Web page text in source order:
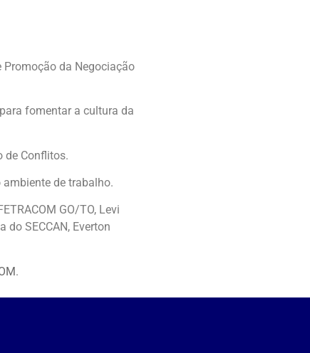
Promoção da Negociação
fomentar a cultura da
de Conflitos.
de trabalho.
GO/TO, Levi
do SECCAN, Everton
.